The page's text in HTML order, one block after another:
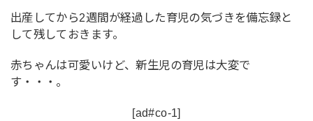
出産してから2週間が経過した育児の気づきを備忘録と
して残しておきます。
赤ちゃんは可愛いけど、新生児の育児は大変で
す・・・。
[ad#co-1]